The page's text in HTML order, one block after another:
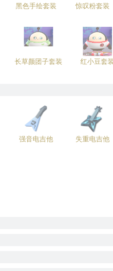
黑色手绘套装 惊叹粉套装
长草颜团子套装 红小豆套
强音电吉他 失重电吉他